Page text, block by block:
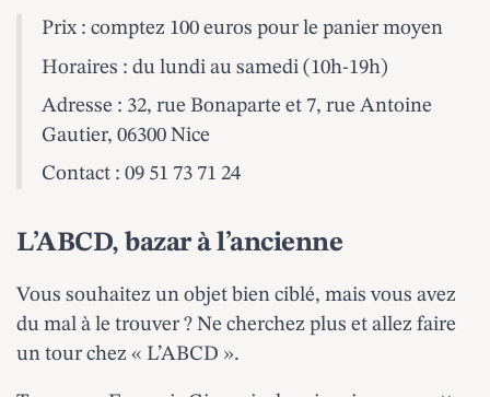
Prix : comptez 100 euros pour le panier moyen
Horaires : du lundi au samedi (10h-19h)
Adresse : 32, rue Bonaparte et 7, rue Antoine
Gautier, 06300 Nice
Contact : 09 51 73 71 24
L’ABCD, bazar à l’ancienne
Vous souhaitez un objet bien ciblé, mais vous avez
du mal à le trouver ? Ne cherchez plus et allez faire
un tour chez « L’ABCD ».